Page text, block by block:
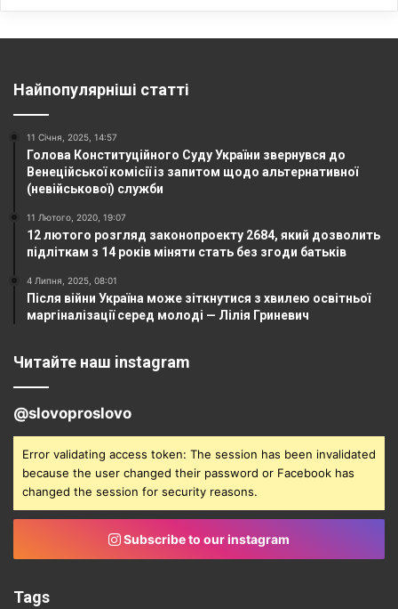
Найпопулярніші статті
11 Січня, 2025, 14:57
Голова Конституційного Суду України звернувся до
Венеційської комісії із запитом щодо альтернативної
(невійськової) служби
11 Лютого, 2020, 19:07
12 лютого розгляд законопроекту 2684, який дозволить
підліткам з 14 років міняти стать без згоди батьків
4 Липня, 2025, 08:01
Після війни Україна може зіткнутися з хвилею освітньої
маргіналізації серед молоді — Лілія Гриневич
Читайте наш instagram
@slovoproslovo
Error validating access token: The session has been invalidated
because the user changed their password or Facebook has
changed the session for security reasons.
Subscribe to our instagram
Tags